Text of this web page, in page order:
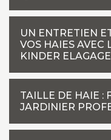
UN ENTRETIEN
VOS HAIES AVEC
KINDER
TAILLE DE HAIE :
JARDINIER